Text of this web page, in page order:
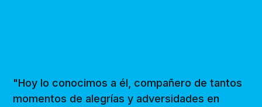
"Hoy lo conocimos a él, compañero de tantos
momentos de alegrías y adversidades en